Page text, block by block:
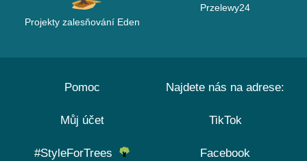
Projekty zalesňování Eden
Przelewy24
Pomoc
Můj účet
#StyleForTrees
Najdete nás na adrese:
TikTok
Facebook